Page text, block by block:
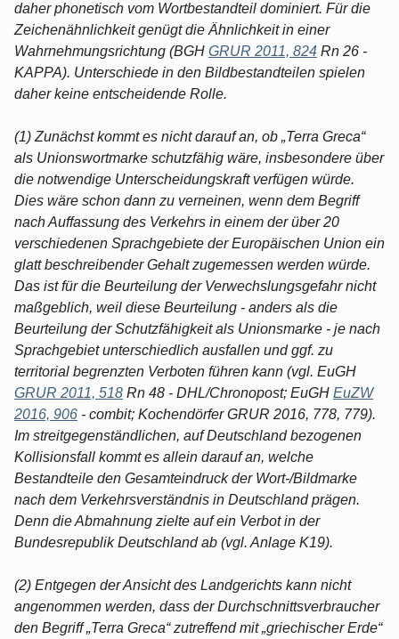
daher phonetisch vom Wortbestandteil dominiert. Für die
Zeichenähnlichkeit genügt die Ähnlichkeit in einer
Wahrnehmungsrichtung (BGH GRUR 2011, 824 Rn 26 -
KAPPA). Unterschiede in den Bildbestandteilen spielen
daher keine entscheidende Rolle.
(1) Zunächst kommt es nicht darauf an, ob „Terra Greca“
als Unionswortmarke schutzfähig wäre, insbesondere über
die notwendige Unterscheidungskraft verfügen würde.
Dies wäre schon dann zu verneinen, wenn dem Begriff
nach Auffassung des Verkehrs in einem der über 20
verschiedenen Sprachgebiete der Europäischen Union ein
glatt beschreibender Gehalt zugemessen werden würde.
Das ist für die Beurteilung der Verwechslungsgefahr nicht
maßgeblich, weil diese Beurteilung - anders als die
Beurteilung der Schutzfähigkeit als Unionsmarke - je nach
Sprachgebiet unterschiedlich ausfallen und ggf. zu
territorial begrenzten Verboten führen kann (vgl. EuGH
GRUR 2011, 518 Rn 48 - DHL/Chronopost; EuGH EuZW
2016, 906 - combit; Kochendörfer GRUR 2016, 778, 779).
Im streitgegenständlichen, auf Deutschland bezogenen
Kollisionsfall kommt es allein darauf an, welche
Bestandteile den Gesamteindruck der Wort-/Bildmarke
nach dem Verkehrsverständnis in Deutschland prägen.
Denn die Abmahnung zielte auf ein Verbot in der
Bundesrepublik Deutschland ab (vgl. Anlage K19).
(2) Entgegen der Ansicht des Landgerichts kann nicht
angenommen werden, dass der Durchschnittsverbraucher
den Begriff „Terra Greca“ zutreffend mit „griechischer Erde“